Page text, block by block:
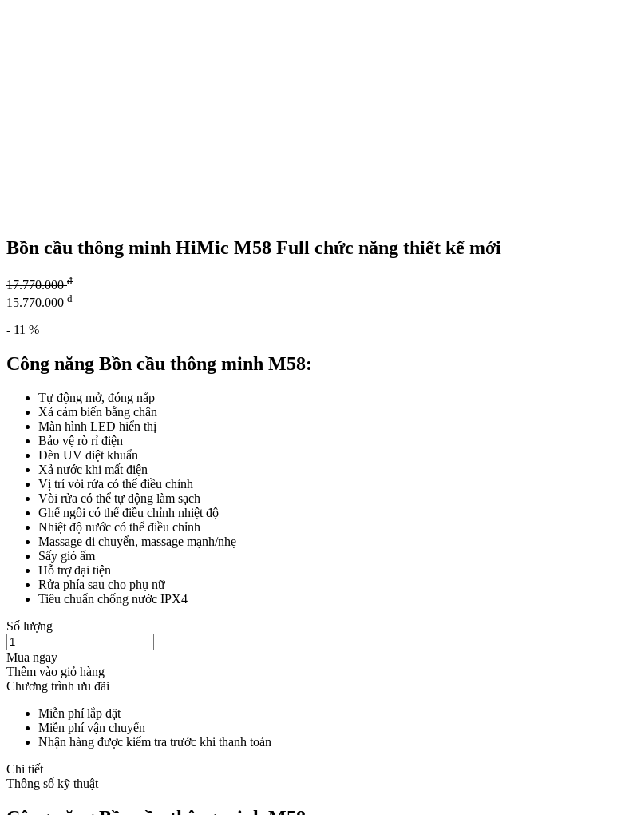
Bồn cầu thông minh HiMic M58 Full chức năng thiết kế mới
17.770.000đ
15.770.000 đ
- 11 %
Công năng Bồn cầu thông minh M58:
Tự động mở, đóng nắp
Xả cảm biến bằng chân
Màn hình LED hiển thị
Bảo vệ rò rỉ điện
Đèn UV diệt khuẩn
Xả nước khi mất điện
Vị trí vòi rửa có thể điều chỉnh
Vòi rửa có thể tự động làm sạch
Ghế ngồi có thể điều chỉnh nhiệt độ
Nhiệt độ nước có thể điều chỉnh
Massage di chuyển, massage mạnh/nhẹ
Sấy gió ấm
Hỗ trợ đại tiện
Rửa phía sau cho phụ nữ
Tiêu chuẩn chống nước IPX4
Số lượng
Mua ngay
Thêm vào giỏ hàng
Chương trình ưu đãi
Miễn phí lắp đặt
Miễn phí vận chuyển
Nhận hàng được kiểm tra trước khi thanh toán
Chi tiết
Thông số kỹ thuật